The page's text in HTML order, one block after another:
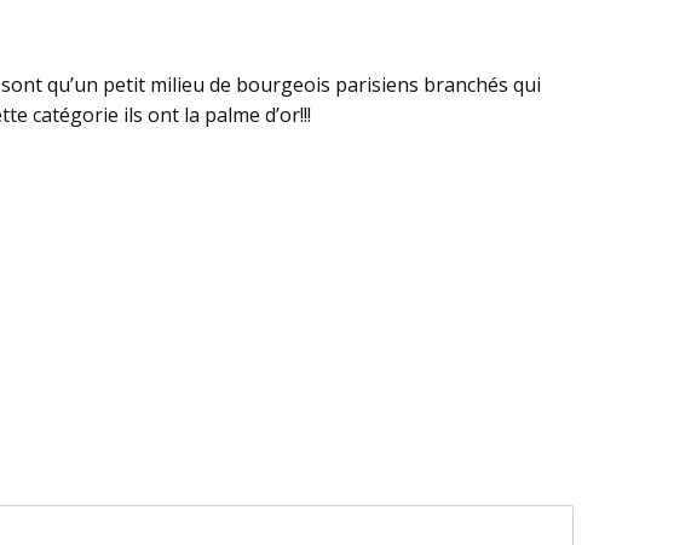
qu’un petit milieu de bourgeois parisiens branchés qui
catégorie ils ont la palme d’or!!!